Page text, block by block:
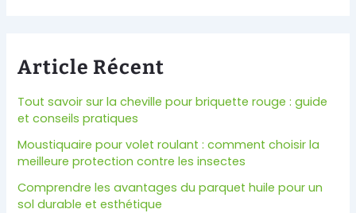
Article Récent
Tout savoir sur la cheville pour briquette rouge : guide
et conseils pratiques
Moustiquaire pour volet roulant : comment choisir la
meilleure protection contre les insectes
Comprendre les avantages du parquet huile pour un
sol durable et esthétique